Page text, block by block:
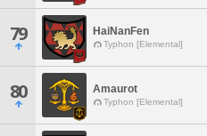
79 HaiNanFen
Typhon [Elemental]
80 Amaurot
Typhon [Elemental]